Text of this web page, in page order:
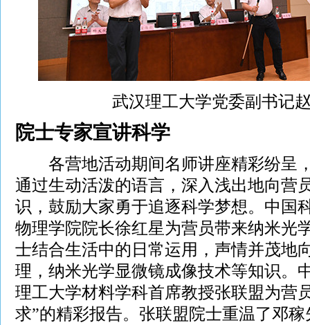
武汉理工大学党委副书记
院士专家宣讲科学
各营地活动期间名师讲座精彩纷呈
通过生动活泼的语言，深入浅出地向营
识，鼓励大家勇于追逐科学梦想。中国
物理学院院长徐红星为营员带来纳米光
士结合生活中的日常运用，声情并茂地
理，纳米光学显微镜成像技术等知识。
理工大学材料学科首席教授张联盟为营
求”的精彩报告。张联盟院士重温了邓